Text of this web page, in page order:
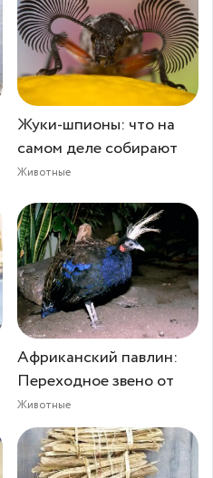
Жуки-шпионы: что на
самом деле собирают
Животные
Африканский павлин:
Переходное звено от
Животные